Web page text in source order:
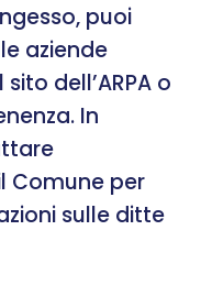
puoi
aziende
dell’ARPA o
In
Comune per
sulle ditte